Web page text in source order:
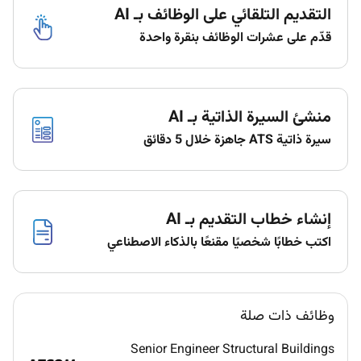
Qualifications :
Certifications in ELV/ICT systems (e.g. CCNA
BICSI RCDD) preferred.
Strong knowledge of ELV systems: SCADA Fire
& Gas CCTV Access Control BMS.
Expertise in ICT systems: LAN/WAN fiber optics
structured cabling.
Familiarity with telecom standards (Etisalat DU)
and DEWA specifications.
Proficiency in AutoCAD ACC MS Visio and
Understanding of cybersecurity principles for
التقديم التلقائي على الوظائف بـ AI
قدّم على عشرات الوظائف بنقرة واحدة
منشئ السيرة الذاتية بـ AI
سيرة ذاتية ATS جاهزة خلال 5 دقائق
إنشاء خطاب التقديم بـ AI
اكتب خطابًا شخصيًا مقنعًا بالذكاء الاصطناعي
وظائف ذات صلة
Senior Engineer Structural Buildings